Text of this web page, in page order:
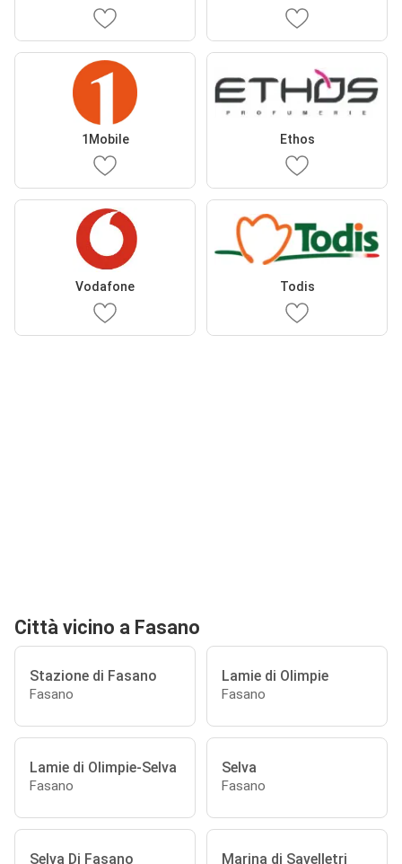
1Mobile Ethos
Vodafone Todis
Città vicino a Fasano
Stazione di Fasano
Fasano
Lamie di Olimpie
Fasano
Lamie di Olimpie-Selva
Fasano
Selva
Fasano
Selva Di Fasano Marina di Savelletri